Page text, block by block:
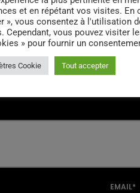
publiée. Les champs
EMAIL*
et en répétant vos visites. En
», vous consentez à l'utilisation
Cependant, vous pouvez visiter
» pour fournir un
Cookie Tout accepter